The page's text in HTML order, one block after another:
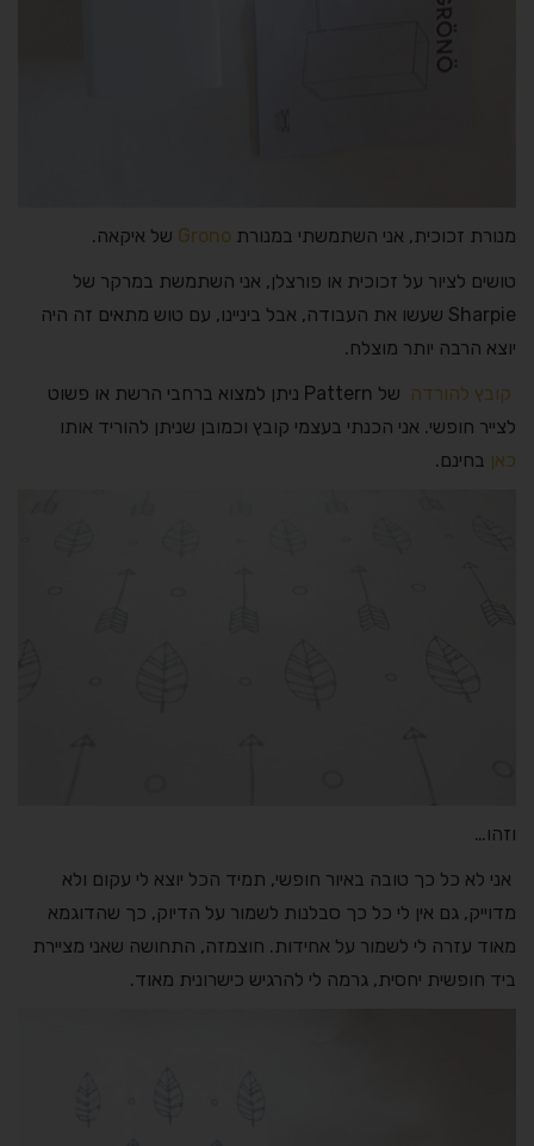
מנורת זכוכית, אני השתמשתי במנורת Grono של איקאה.
טושים לציור על זכוכית או פורצלן, אני השתמשת במרקר של
Sharpie שעשו את העבודה, אבל ביניינו, עם טוש מתאים זה היה
יוצא הרבה יותר מוצלח.
קובץ להורדה
של Pattern ניתן למצוא ברחבי הרשת או פשוט
לצייר חופשי. אני הכנתי בעצמי קובץ וכמובן שניתן להוריד אותו
כאן בחינם.
וזהו…
אני לא כל כך טובה באיור חופשי, תמיד הכל יוצא לי עקום ולא
מדוייק, גם אין לי כל כך סבלנות לשמור על הדיוק, כך שהדוגמא
מאוד עזרה לי לשמור על אחידות. חוצמזה, התחושה שאני מציירת
ביד חופשית יחסית, גרמה לי להרגיש כישרונית מאוד.